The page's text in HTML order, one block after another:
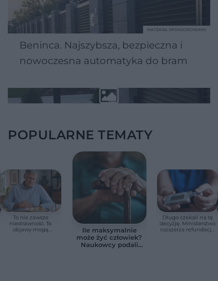
Beninca. Najszybsza, bezpieczna i
nowoczesna automatyka do bram
MATERIAŁ SPONSOROWANY
POPULARNE TEMATY
To nie zawsze
niestrawność. Te
objawy mogą
Ile maksymalnie
może żyć człowiek?
Naukowcy podali
Długo czekali na tę
decyzję. Ministerstwo
rozszerza refundację